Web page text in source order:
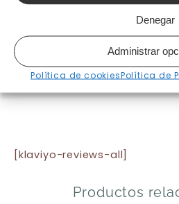
Denegar
Administrar
Política de cookiesPolítica de
Fabricación bajo pedido 7-
[klaviyo-reviews-all]
Productos